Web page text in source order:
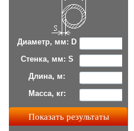
Диаметр, мм: D
Стенка, мм: S
Длина, м:
Масса, кг: